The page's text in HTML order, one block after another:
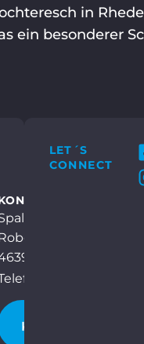
in
ein besonderer
GmbH & Co.
Bosch-Str. 15
Bocholt
KONTAKT
LET´S
CONNECT